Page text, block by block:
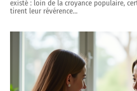
existé : loin de la croyance populaire,
tirent leur révérence…